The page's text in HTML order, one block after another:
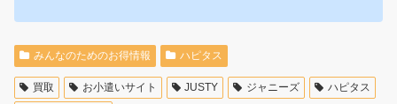
みんなのためのお得情報 ハピタス
買取 お小遣いサイト JUSTY ジャニーズ
ハピタス